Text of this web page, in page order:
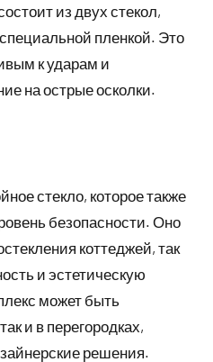
из двух стекол,
пленкой. Это
к ударам и
на острые осколки.
стекло, которое также
безопасности. Оно
коттеджей, так
и эстетическую
может быть
и в перегородках,
решения.